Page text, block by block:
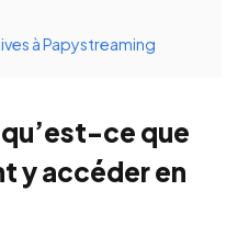
à Papystreaming
ce que
y accéder en